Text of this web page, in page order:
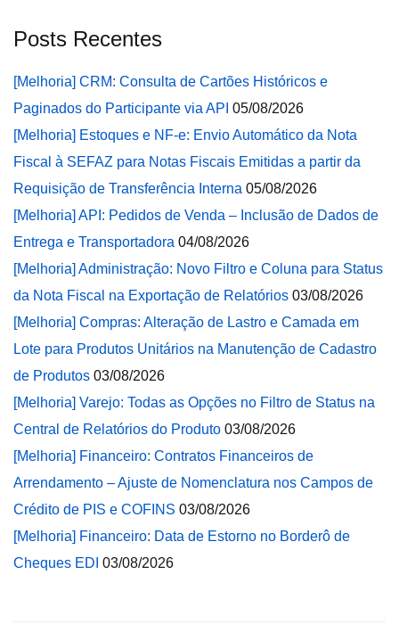
Posts Recentes
[Melhoria] CRM: Consulta de Cartões Históricos e
Paginados do Participante via API 05/08/2026
[Melhoria] Estoques e NF-e: Envio Automático da Nota
Fiscal à SEFAZ para Notas Fiscais Emitidas a partir da
Requisição de Transferência Interna 05/08/2026
[Melhoria] API: Pedidos de Venda – Inclusão de Dados de
Entrega e Transportadora 04/08/2026
[Melhoria] Administração: Novo Filtro e Coluna para Status
da Nota Fiscal na Exportação de Relatórios 03/08/2026
[Melhoria] Compras: Alteração de Lastro e Camada em
Lote para Produtos Unitários na Manutenção de Cadastro
de Produtos 03/08/2026
[Melhoria] Varejo: Todas as Opções no Filtro de Status na
Central de Relatórios do Produto 03/08/2026
[Melhoria] Financeiro: Contratos Financeiros de
Arrendamento – Ajuste de Nomenclatura nos Campos de
Crédito de PIS e COFINS 03/08/2026
[Melhoria] Financeiro: Data de Estorno no Borderô de
Cheques EDI 03/08/2026